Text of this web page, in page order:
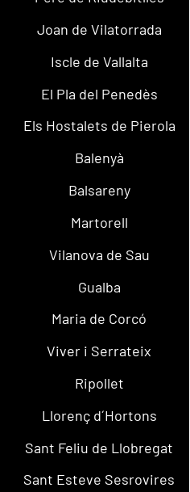
Joan de Vilatorrada
Iscle de Vallalta
El Pla del Penedès
Els Hostalets de Pierola
Balenyà
Balsareny
Martorell
Vilanova de Sau
Gualba
Maria de Corcó
Viver i Serrateix
Ripollet
Llorenç d´Hortons
Sant Feliu de Llobregat
Sant Esteve Sesrovires